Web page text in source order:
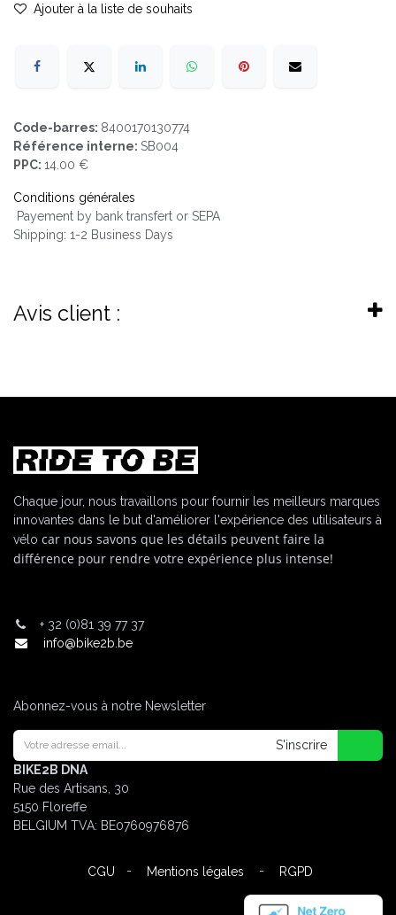
Ajouter à la liste de souhaits
Code-barres: 8400170130774
Référence interne: SB004
PPC: 14.00 €
Conditions générales
Payement by bank transfert or SEPA
Shipping: 1-2 Business Days
Avis client :
Chaque jour, nous travaillons pour fournir les meilleurs marques
innovantes dans le but d'améliorer l'expérience des utilisateurs à
vélo car nous savons que les détails peuvent faire la
différence pour rendre votre expérience plus intense!
+ 32 (0)81 39 77 37
info@bike2b.be
Abonnez-vous à notre Newsletter
S'inscrire
BIKE2B DNA
Rue des Artisans, 30
5150 Floreffe
BELGIUM TVA: BE0760976876
CGU - Mentions légales - RGPD